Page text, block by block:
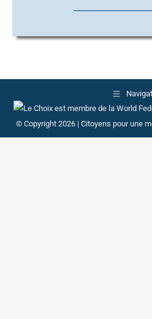
© Copyright 2026 | Citoyens pour une